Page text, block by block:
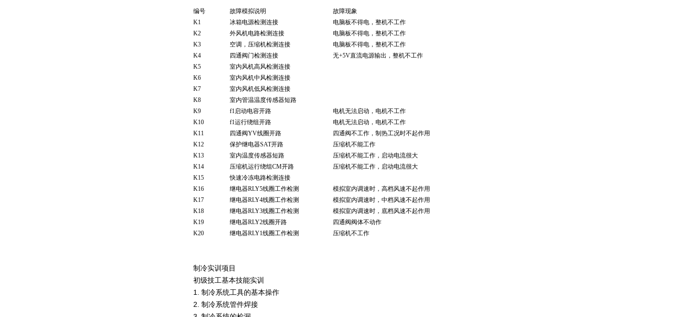
编号 故障模拟说明
故障现象
K1
冰箱电源检测连接
电脑板不得电，整机不工作
K2
外风机电路检测连接
电脑板不得电，整机不工作
K3
空调，压缩机检测连接
电脑板不得电，整机不工作
K4
四通阀门检测连接
无+5V直流电源输出，整机不工作
K5
室内风机高风检测连接
K6
室内风机中风检测连接
K7
室内风机低风检测连接
K8
室内管温温度传感器短路
K9
f1启动电容开路
电机无法启动，电机不工作
K10
f1运行绕组开路
电机无法启动，电机不工作
K11
四通阀YV线圈开路
四通阀不工作，制热工况时不起作用
K12
保护继电器SAT开路
压缩机不能工作
K13
室内温度传感器短路
压缩机不能工作，启动电流很大
K14
压缩机运行绕组CM开路
压缩机不能工作，启动电流很大
K15
快速冷冻电路检测连接
K16
继电器RLY5线圈工作检测
模拟室内调速时，高档风速不起作用
K17
继电器RLY4线圈工作检测
模拟室内调速时，中档风速不起作用
K18
继电器RLY3线圈工作检测
模拟室内调速时，底档风速不起作用
K19
继电器RLY2线圈开路
四通阀阀体不动作
K20
继电器RLY1线圈工作检测 压缩机不工作
制冷实训项目
初级技工基本技能实训
1. 制冷系统工具的基本操作
2. 制冷系统管件焊接